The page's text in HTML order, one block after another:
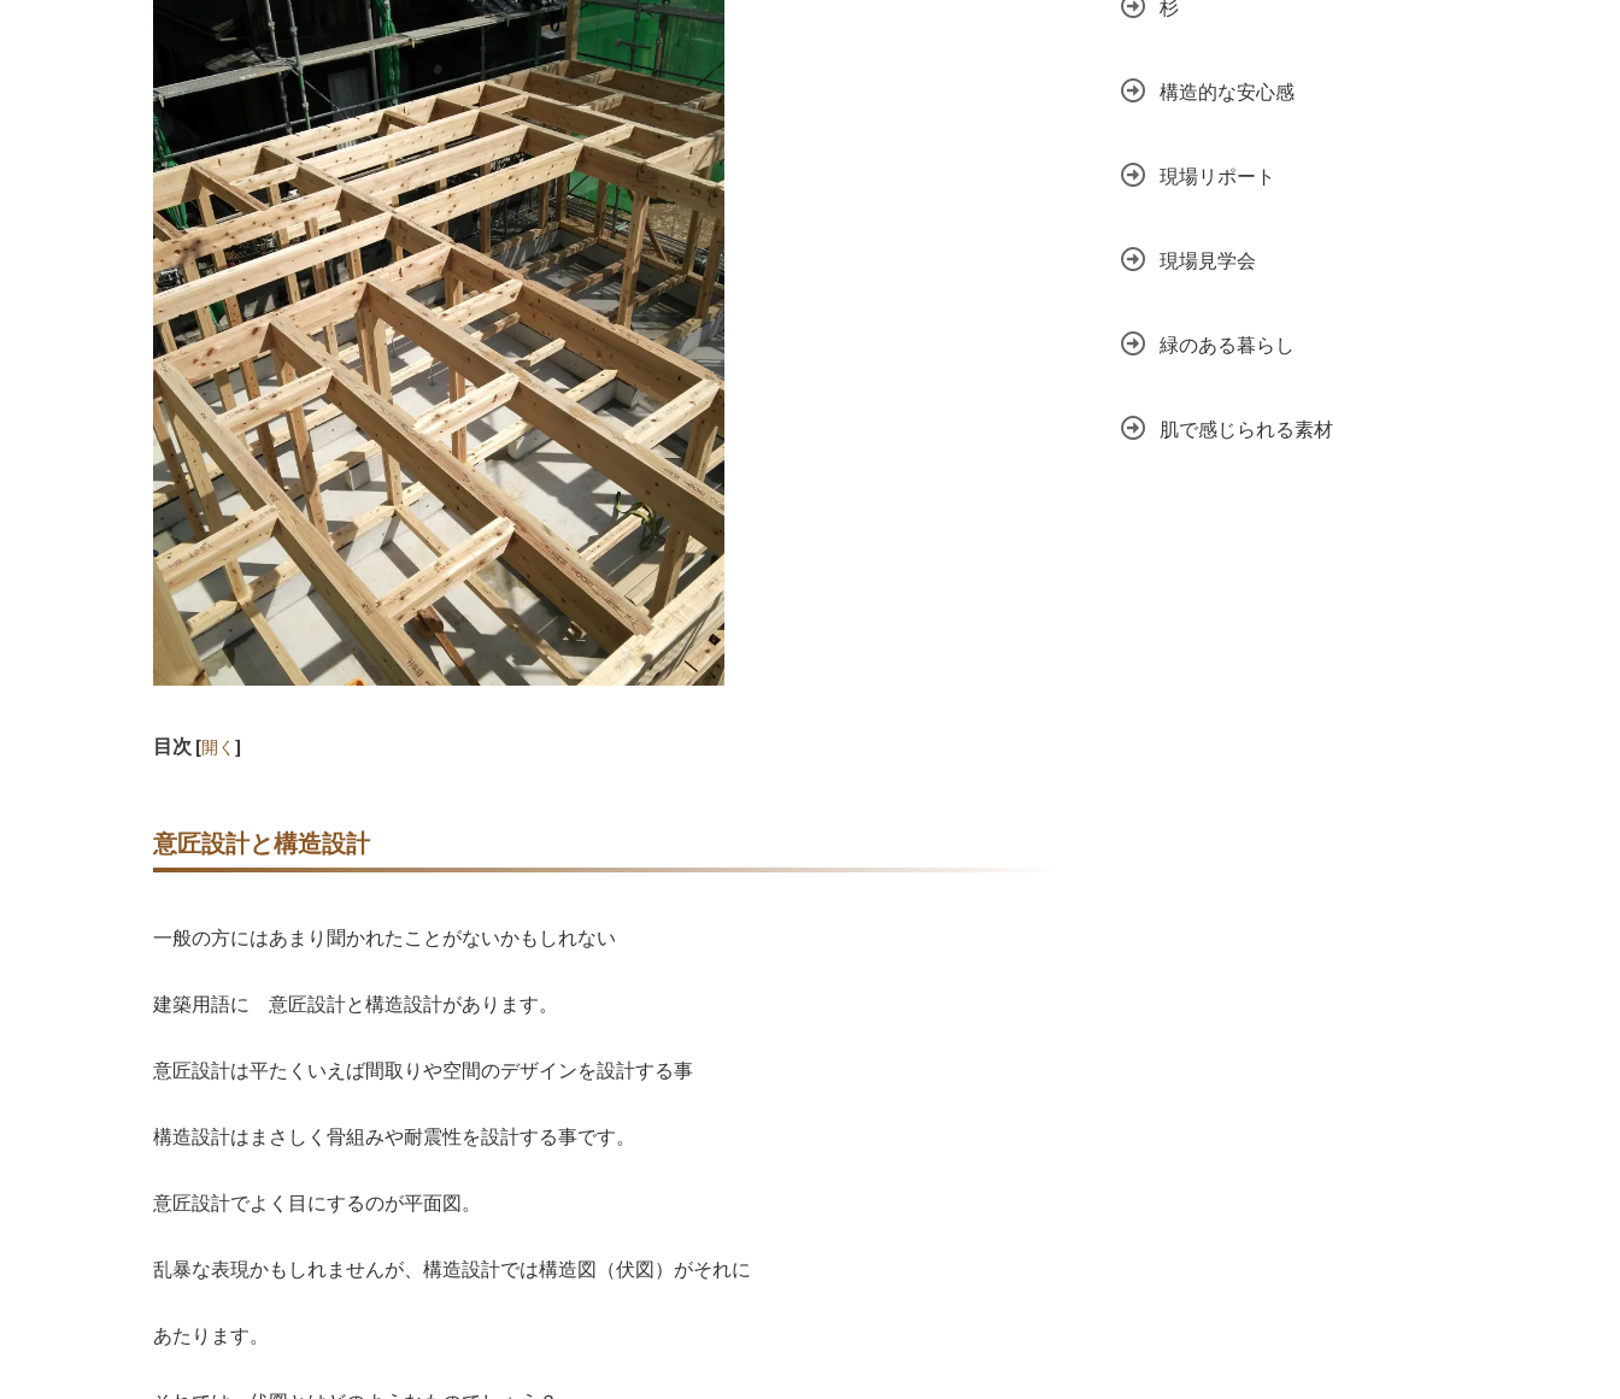
目次 [開く ]
意匠設計と構造設計
一般の方にはあまり聞かれたことがないかもしれない
建築用語に 意匠設計と構造設計があります。
意匠設計は平たくいえば間取りや空間のデザインを設計する事
構造設計はまさしく骨組みや耐震性を設計する事です。
意匠設計でよく目にするのが平面図。
乱暴な表現かもしれませんが、構造設計では構造図（伏図）がそれに
あたります。
杉
構造的な安心感
現場リポート
現場見学会
緑のある暮らし
肌で感じられる素材